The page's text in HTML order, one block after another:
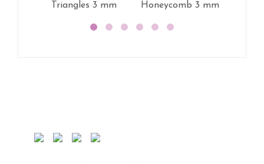
Triangles 3 mm
Honeycomb 3 mm